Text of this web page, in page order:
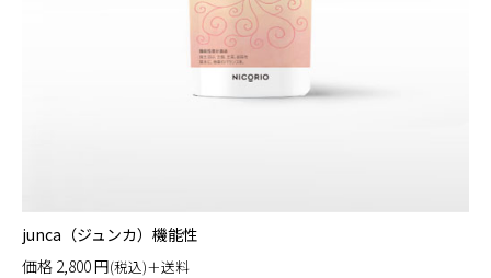
junca（ジュンカ）機能性
価格 2,800円(税込)＋送料